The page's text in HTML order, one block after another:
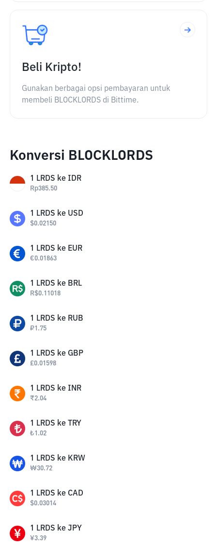
Beli Kripto!
Gunakan berbagai opsi pembayaran untuk
membeli BLOCKLORDS di Bittime.
Konversi BLOCKLORDS
1 LRDS ke IDR
Rp385.50
1 LRDS ke USD
$0.02150
1 LRDS ke EUR
€0.01863
1 LRDS ke BRL
R$0.11018
1 LRDS ke RUB
₽1.75
1 LRDS ke GBP
£0.01598
1 LRDS ke INR
₹2.04
1 LRDS ke TRY
₺1.02
1 LRDS ke KRW
₩30.72
1 LRDS ke CAD
$0.03014
1 LRDS ke JPY
¥3.39